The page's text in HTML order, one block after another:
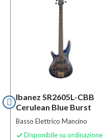
Ibanez SR2605L-CBB
Cerulean Blue Burst
Basso Elettrico Mancino
 Disponibile su ordinazione